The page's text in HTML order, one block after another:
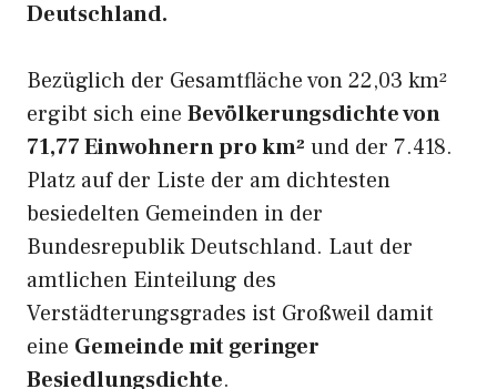
Deutschland.
Bezüglich der Gesamtfläche von 22,03 km²
ergibt sich eine Bevölkerungsdichte von
71,77 Einwohnern pro km² und der 7.418.
Platz auf der Liste der am dichtesten
besiedelten Gemeinden in der
Bundesrepublik Deutschland. Laut der
amtlichen Einteilung des
Verstädterungsgrades ist Großweil damit
eine Gemeinde mit geringer
Besiedlungsdichte.